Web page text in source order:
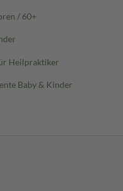
/ 60+
Heilpraktiker
Baby & Kinder